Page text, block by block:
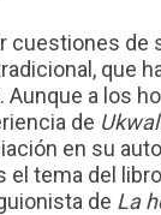
cuestiones de
que
Aunque a los
de
en su
el tema del libro
de La